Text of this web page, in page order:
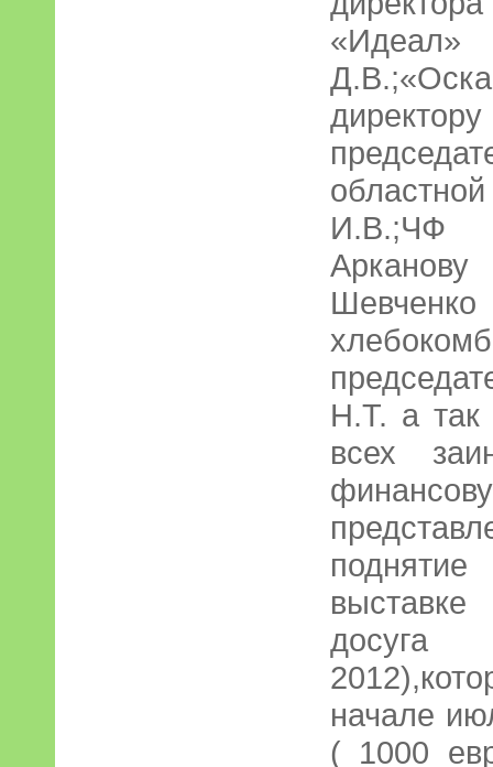
И.В.;ЧФ
Н.Т. а так
всех
начале
( 1000